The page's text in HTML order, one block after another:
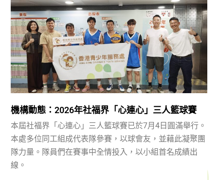
機構動態：2026年社福界「心連心」三人籃球賽
本屆社福界「心連心」三人籃球賽已於7月4日圓滿舉行。
本處多位同工組成代表隊參賽，以球會友，並藉此凝聚團
隊力量。隊員們在賽事中全情投入，以小組首名成績出
線。